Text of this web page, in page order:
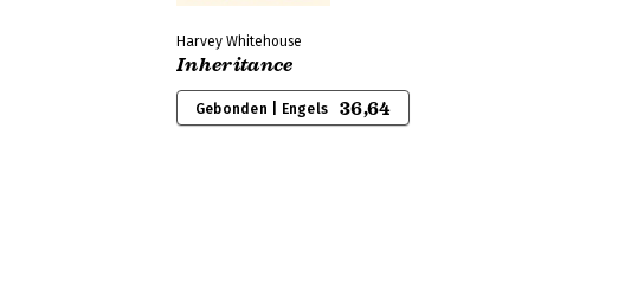
Harvey Whitehouse
Inheritance
Gebonden | Engels 36,64